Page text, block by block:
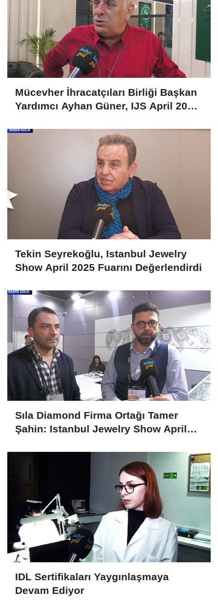
Mücevher İhracatçıları Birliği Başkan
Yardımcı Ayhan Güner, IJS April 2025
Tekin Seyrekoğlu, Istanbul Jewelry
Show April 2025 Fuarını Değerlendirdi
Sıla Diamond Firma Ortağı Tamer
Şahin: Istanbul Jewelry Show April
IDL Sertifikaları Yaygınlaşmaya
Devam Ediyor